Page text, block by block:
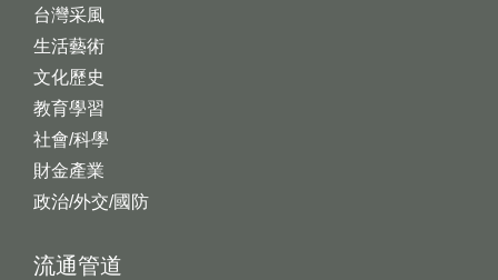
台灣采風
生活藝術
文化歷史
教育學習
社會/科學
財金產業
政治/外交/國防
流通管道